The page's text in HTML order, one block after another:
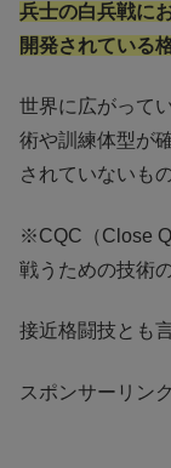
兵士の白兵戦に
開発されている
世界に広がって
術や訓練体型が
されていないも
※CQC（Close
戦うための技術
接近格闘技とも
スポンサーリンク